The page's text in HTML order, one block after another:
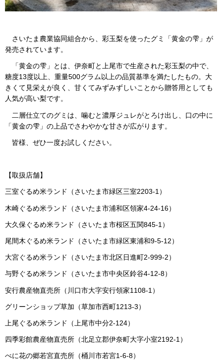
さいたま農業協同組合から、彩玉梨を使ったグミ「黄金の雫」が
発売されています。
「黄金の雫」とは、伊奈町と上尾市で生産された彩玉梨の中で、
糖度13度以上、重量500グラム以上の品質基準を満たしたもの。大
きくて見栄えが良く、甘くてみずみずしいことから贈答用としても
人気が高い梨です。
二層仕立てのグミは、噛むと濃厚ジュレがとろけ出し、口の中に
「黄金の雫」の上品でさわやかな甘さが広がります。
皆様、ぜひ一度お試しください。
【取扱店舗】
三室ぐるめ米ランド（さいたま市緑区三室2203-1）
木崎ぐるめ米ランド（さいたま市浦和区領家4-24-16）
大久保ぐるめ米ランド（さいたま市桜区五関845-1）
尾間木ぐるめ米ランド（さいたま市緑区東浦和9-5-12）
大宮ぐるめ米ランド（さいたま市北区日進町2-999-2）
与野ぐるめ米ランド（さいたま市中央区鈴谷4-12-8）
安行農産物直売所（川口市大字安行領家1108-1）
グリーンショップ草加（草加市西町1213-3）
上尾ぐるめ米ランド（上尾市中分2-124）
四季彩館農産物直売所（北足立郡伊奈町大字小室2192-1）
べに花の郷若宮直売所（桶川市若宮1-6-8）